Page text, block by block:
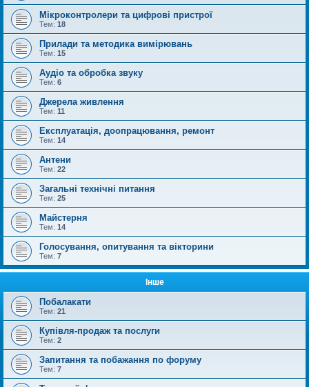
Мікроконтролери та цифрові пристрої
Тем: 18
Прилади та методика вимірювань
Тем: 15
Аудіо та обробка звуку
Тем: 6
Джерела живлення
Тем: 11
Експлуатація, доопрацювання, ремонт
Тем: 14
Антени
Тем: 22
Загальні технічні питання
Тем: 25
Майстерня
Тем: 14
Голосування, опитування та вікторини
Тем: 7
Інше
Побалакати
Тем: 21
Купівля-продаж та послуги
Тем: 2
Запитання та побажання по форуму
Тем: 7